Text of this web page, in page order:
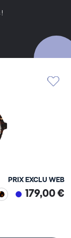
PRIX EXCLU WEB
179,00 €